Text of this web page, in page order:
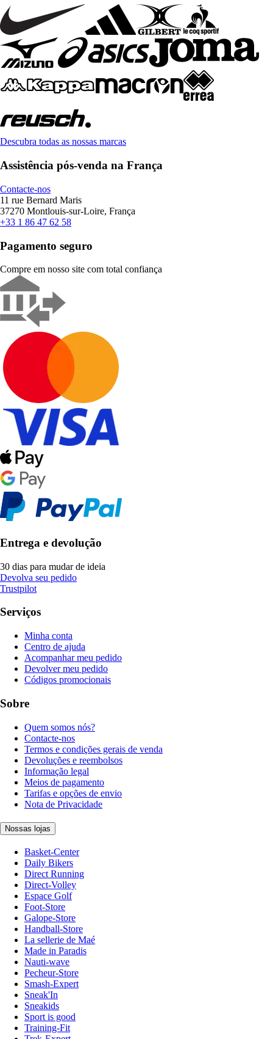
Descubra todas as nossas marcas
Assistência pós-venda na França
Contacte-nos
11 rue Bernard Maris
37270 Montlouis-sur-Loire, França
+33 1 86 47 62 58
Pagamento seguro
Compre em nosso site com total confiança
Entrega e devolução
30 dias para mudar de ideia
Devolva seu pedido
Trustpilot
Serviços
Minha conta
Centro de ajuda
Acompanhar meu pedido
Devolver meu pedido
Códigos promocionais
Sobre
Quem somos nós?
Contacte-nos
Termos e condições gerais de venda
Devoluções e reembolsos
Informação legal
Meios de pagamento
Tarifas e opções de envio
Nota de Privacidade
Nossas lojas
Basket-Center
Daily Bikers
Direct Running
Direct-Volley
Espace Golf
Foot-Store
Galope-Store
Handball-Store
La sellerie de Maé
Made in Paradis
Nauti-wave
Pecheur-Store
Smash-Expert
Sneak'In
Sneakids
Sport is good
Training-Fit